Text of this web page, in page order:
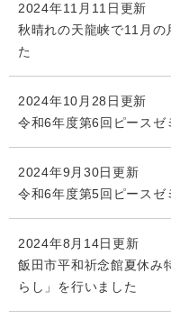
2024年11月11日更新
秋晴れの天龍峡で11月の
た
2024年10月28日更新
令和6年度第6回ピースゼ
2024年9月30日更新
令和6年度第5回ピースゼ
2024年8月14日更新
飯田市平和祈念館夏休み
らし」を行いました